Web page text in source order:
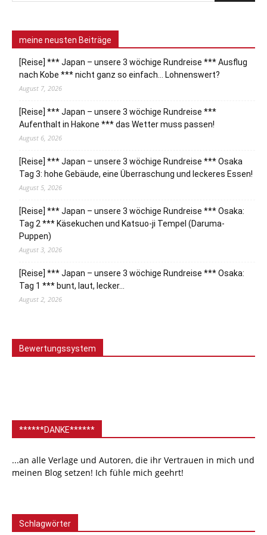
meine neusten Beiträge
[Reise] *** Japan – unsere 3 wöchige Rundreise *** Ausflug
nach Kobe *** nicht ganz so einfach… Lohnenswert?
August 7, 2026
[Reise] *** Japan – unsere 3 wöchige Rundreise ***
Aufenthalt in Hakone *** das Wetter muss passen!
August 6, 2026
[Reise] *** Japan – unsere 3 wöchige Rundreise *** Osaka
Tag 3: hohe Gebäude, eine Überraschung und leckeres Essen!
August 5, 2026
[Reise] *** Japan – unsere 3 wöchige Rundreise *** Osaka:
Tag 2 *** Käsekuchen und Katsuo-ji Tempel (Daruma-
Puppen)
August 3, 2026
[Reise] *** Japan – unsere 3 wöchige Rundreise *** Osaka:
Tag 1 *** bunt, laut, lecker…
August 2, 2026
Bewertungssystem
******DANKE******
...an alle Verlage und Autoren, die ihr Vertrauen in mich und
meinen Blog setzen! Ich fühle mich geehrt!
Schlagwörter